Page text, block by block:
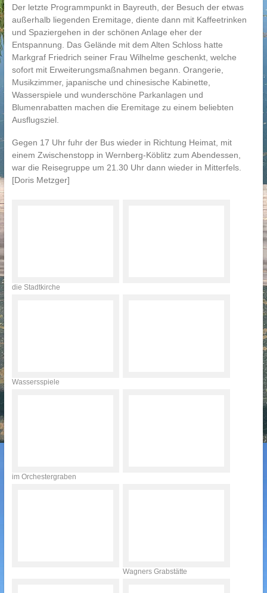
Der letzte Programmpunkt in Bayreuth, der Besuch der etwas
außerhalb liegenden Eremitage, diente dann mit Kaffeetrinken
und Spaziergehen in der schönen Anlage eher der
Entspannung. Das Gelände mit dem Alten Schloss hatte
Markgraf Friedrich seiner Frau Wilhelme geschenkt, welche
sofort mit Erweiterungsmaßnahmen begann. Orangerie,
Musikzimmer, japanische und chinesische Kabinette,
Wasserspiele und wunderschöne Parkanlagen und
Blumenrabatten machen die Eremitage zu einem beliebten
Ausflugsziel.
Gegen 17 Uhr fuhr der Bus wieder in Richtung Heimat, mit
einem Zwischenstopp in Wernberg-Köblitz zum Abendessen,
war die Reisegruppe um 21.30 Uhr dann wieder in Mitterfels.
[Doris Metzger]
die Stadtkirche
Wassersspiele
im Orchestergraben
Wagners Grabstätte